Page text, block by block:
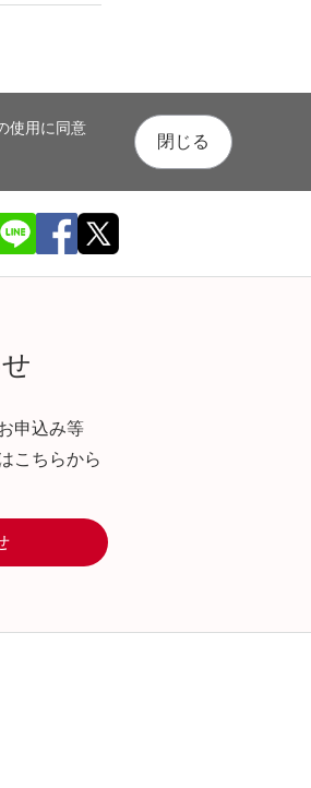
使用に同意
閉じる
申込み等
こちらから